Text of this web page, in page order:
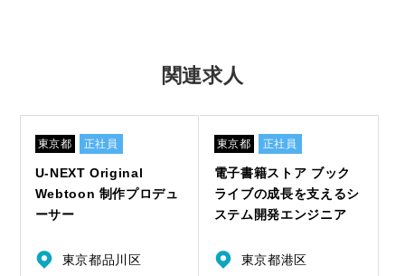
関連求人
東京都 正社員
U-NEXT Original
Webtoon 制作プロデュ
ーサー
東京都品川区
東京都 正社員
電子書籍ストア ブック
ライブの成長を支えるシ
ステム開発エンジニア
東京都港区